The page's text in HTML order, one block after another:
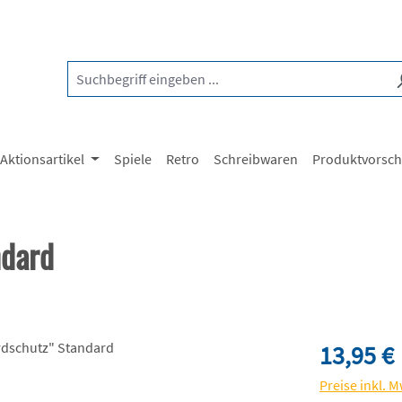
Aktionsartikel Spiele Retro Schreibwaren
Regulärer
13,95 €
Preise inkl.